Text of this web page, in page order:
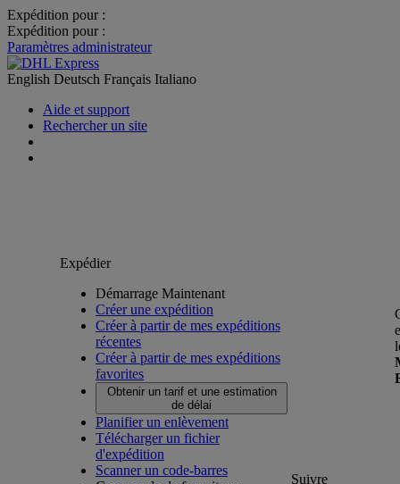
Expédition pour :
Expédition pour :
Paramètres administrateur
English Deutsch Français Italiano
Aide et support
Rechercher un site
Expédier
Démarrage Maintenant
Créer une expédition
Créer à partir de mes expéditions
récentes
Créer à partir de mes expéditions
favorites
Obtenir un tarif et une estimation
de délai
Planifier un enlèvement
Télécharger un fichier
d'expédition
Scanner un code-barres
Suivre